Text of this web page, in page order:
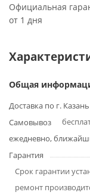
Официальная
от 1 дня
Общая
Доставка по г.
Самовывоз
ежедневно,
Гарантия
Срок гарантии
ремонт